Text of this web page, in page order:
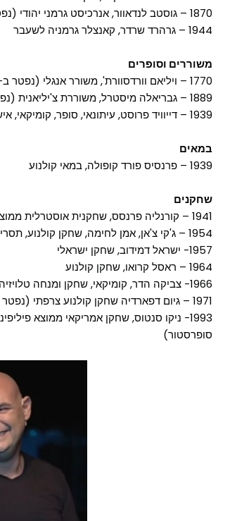
1870 – גוסטב לנדאוור, אנרכיסט גרמני יהודי (נפטר ב-1919)
1944 – גרהרד שרדר, קאנצלר גרמניה לשעבר
משוררים וסופרים
1770 – ויליאם וורדסוורת', משורר אנגלי (נפטר ב-1850)
1889 – גבריאלה מיסטרל, משוררת צ'יליאנית (נפטרה ב-1957)
1939 – דייוויד פרוסט, עיתונאי, סופר, קומיקאי, איש תקשורת ומארח טלוויזיה אנגלי (נפטר ב-2013)
במאים
1939 – פרנסיס פורד קופולה, במאי קולנוע
שחקנים
1941 – קורנליה פרנסס, שחקנית אוסטרלית ממוצא בריטי
1954 – ג'קי צ'אן, אמן לחימה, שחקן קולנוע, תסריטאי, במאי קולנוע, מפיק קולנוע, וזמר סיני
1957- ישראל דמידוב, שחקן ישראלי
1964 – ראסל קרואו, שחקן קולנוע
1966- צביקה הדר, קומיקאי, שחקן ומנחה טלויזיה ישראלי
1971 – גיום דפארדיה שחקן קולנוע צרפתי (נפטר ב - 2008)
1993- ניקו סנטוס, שחקן אמריקאי ממוצא
סופרסטור)